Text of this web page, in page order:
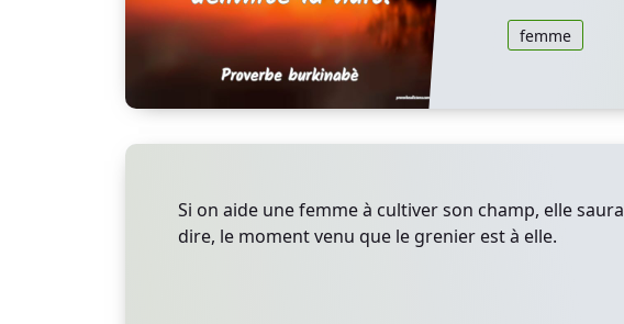
femme
Si on aide une femme à cultiver son champ, elle saura
dire, le moment venu que le grenier est à elle.